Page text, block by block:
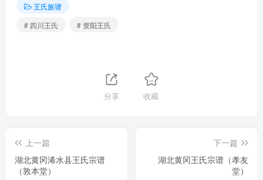
王氏族谱
# 四川王氏
# 资阳王氏
分享 收藏
上一篇
湖北黄冈浠水县王氏宗谱
（敦本堂）
下一篇
湖北黄冈王氏宗谱（孝友
堂）